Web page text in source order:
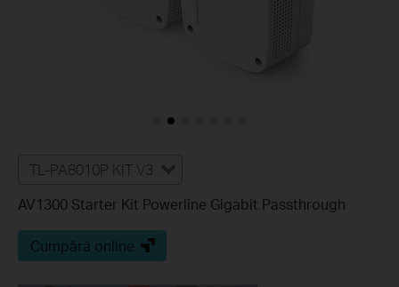
TL-PA8010P KIT V3
AV1300 Starter Kit Powerline Gigabit Passthrough
Cumpără online